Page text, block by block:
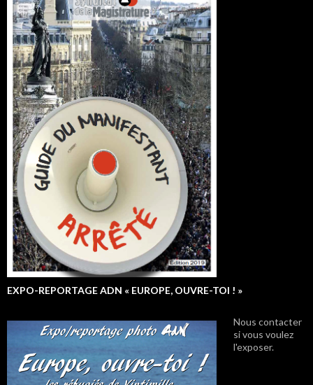
EXPO-REPORTAGE ADN « EUROPE, OUVRE-TOI ! »
Nous contacter
si vous voulez
l'exposer.